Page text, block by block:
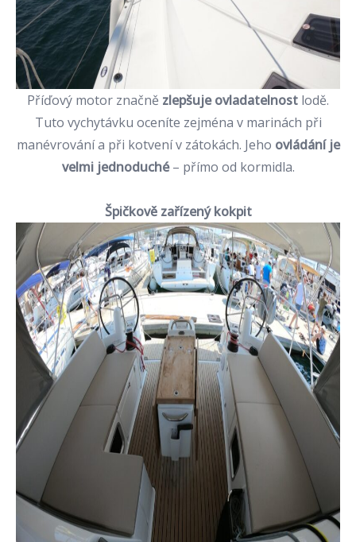
Příďový motor značně zlepšuje ovladatelnost lodě.
Tuto vychytávku oceníte zejména v marinách při
manévrování a při kotvení v zátokách. Jeho ovládání je
velmi jednoduché– přímo od kormidla.
Špičkově zařízený kokpit